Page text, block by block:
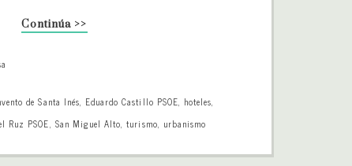
Continúa >>
de Santa Inés, Eduardo Castillo PSOE, hoteles,
Ruz PSOE, San Miguel Alto,turismo, urbanismo